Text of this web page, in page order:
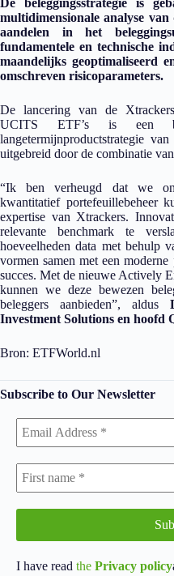
De beleggingsstrategie is
multidimensionale analyse
aandelen in het
fundamentele en technische
maandelijks geoptimaliseerd
omschreven risicoparameters.
De lancering van de
UCITS ETF’s is een
langetermijnproductstrategie
uitgebreid door de combinatie
“Ik ben verheugd dat we
kwantitatief portefeuillebeheer
expertise van Xtrackers.
relevante benchmark te
hoeveelheden data met behulp
vormen samen met een
succes. Met de nieuwe Actively
kunnen we deze bewezen
beleggers aanbieden”, aldus
Investment Solutions en hoofd
Bron: ETFWorld.nl
Subscribe to Our Newsletter
I have read the Privacy policy